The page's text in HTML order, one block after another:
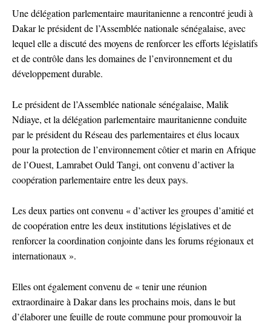
Une délégation parlementaire mauritanienne a rencontré jeudi à
Dakar le président de l’Assemblée nationale sénégalaise, avec
lequel elle a discuté des moyens de renforcer les efforts législatifs
et de contrôle dans les domaines de l’environnement et du
développement durable.
Le président de l’Assemblée nationale sénégalaise, Malik
Ndiaye, et la délégation parlementaire mauritanienne conduite
par le président du Réseau des parlementaires et élus locaux
pour la protection de l’environnement côtier et marin en Afrique
de l’Ouest, Lamrabet Ould Tangi, ont convenu d’activer la
coopération parlementaire entre les deux pays.
Les deux parties ont convenu « d’activer les groupes d’amitié et
de coopération entre les deux institutions législatives et de
renforcer la coordination conjointe dans les forums régionaux et
internationaux ».
Elles ont également convenu de « tenir une réunion
extraordinaire à Dakar dans les prochains mois, dans le but
d’élaborer une feuille de route commune pour promouvoir la